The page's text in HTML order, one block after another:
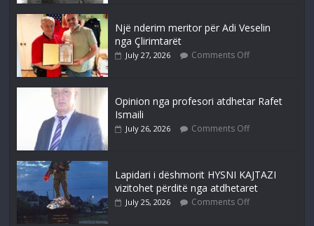
Një nderim meritor për Adi Veselin
nga Çlirimtarët
July 27, 2026 Comments Off
Opinion nga profesori atdhetar Rafet
Ismaili
July 26, 2026 Comments Off
Lapidari i dëshmorit HYSNI KAJTAZI
vizitohet përditë nga atdhetaret
July 25, 2026 Comments Off